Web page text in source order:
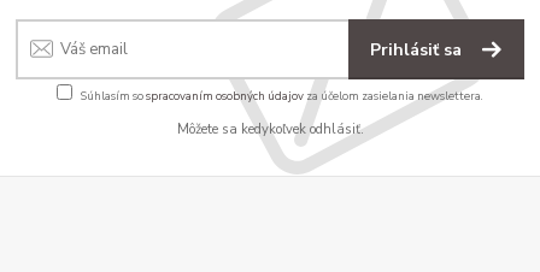
Prihlásiť sa
Súhlasím sospracovaním osobných údajov za účelom zasielania newslettera.
Môžete sa kedykoľvek odhlásiť.